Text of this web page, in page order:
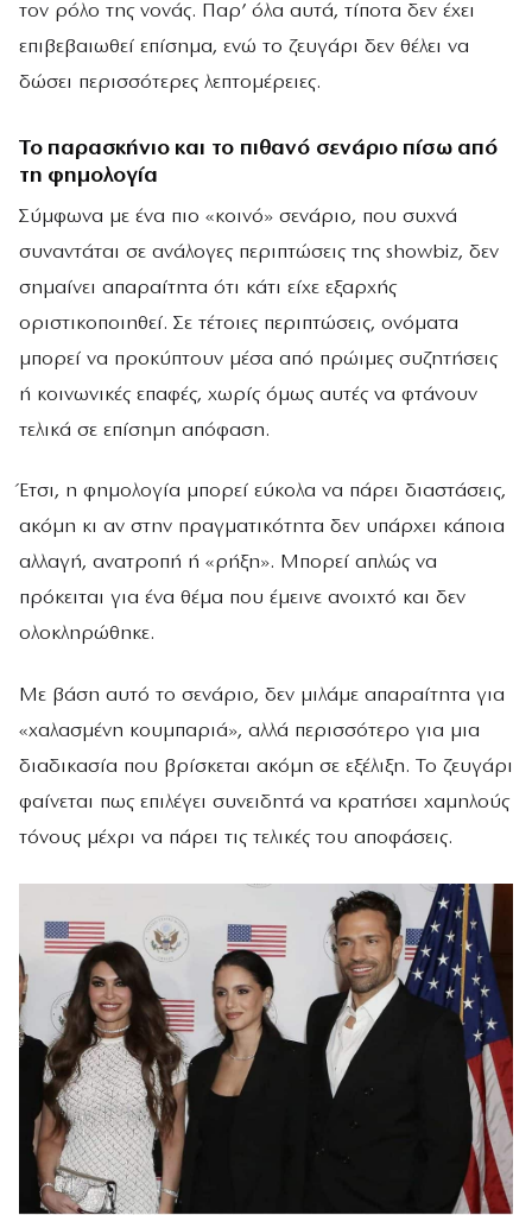
τον ρόλο της νονάς. Παρ’ όλα αυτά, τίποτα δεν έχει
επιβεβαιωθεί επίσημα, ενώ το ζευγάρι δεν θέλει να
δώσει περισσότερες λεπτομέρειες.
Το παρασκήνιο και το πιθανό σενάριο πίσω από
τη φημολογία
Σύμφωνα με ένα πιο «κοινό» σενάριο, που συχνά
συναντάται σε ανάλογες περιπτώσεις της showbiz, δεν
σημαίνει απαραίτητα ότι κάτι είχε εξαρχής
οριστικοποιηθεί. Σε τέτοιες περιπτώσεις, ονόματα
μπορεί να προκύπτουν μέσα από πρώιμες συζητήσεις
ή κοινωνικές επαφές, χωρίς όμως αυτές να φτάνουν
τελικά σε επίσημη απόφαση.
Έτσι, η φημολογία μπορεί εύκολα να πάρει διαστάσεις,
ακόμη κι αν στην πραγματικότητα δεν υπάρχει κάποια
αλλαγή, ανατροπή ή «ρήξη». Μπορεί απλώς να
πρόκειται για ένα θέμα που έμεινε ανοιχτό και δεν
ολοκληρώθηκε.
Με βάση αυτό το σενάριο, δεν μιλάμε απαραίτητα για
«χαλασμένη κουμπαριά», αλλά περισσότερο για μια
διαδικασία που βρίσκεται ακόμη σε εξέλιξη. Το ζευγάρι
φαίνεται πως επιλέγει συνειδητά να κρατήσει χαμηλούς
τόνους μέχρι να πάρει τις τελικές του αποφάσεις.